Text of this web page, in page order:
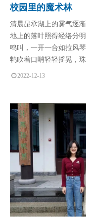
校园里的魔术林
清晨昆承湖上的雾气逐
地上的落叶照得经络分
鸣叫，一开一合如拉风
鹎吹着口哨轻轻摇晃，
十来只喜鹊的身影，钴
2022-12-13